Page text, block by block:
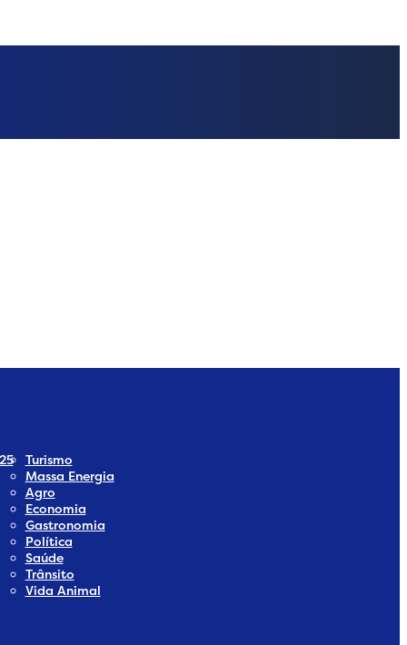
Media
Turismo
Massa Energia
Agro
Economia
Gastronomia
Política
Saúde
Trânsito
Vida Animal